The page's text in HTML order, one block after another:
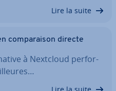
Lire la suite
com­pa­rai­son directe
à Nextcloud per­for­